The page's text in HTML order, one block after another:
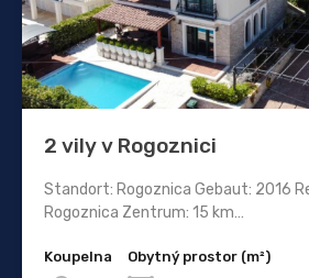
2 vily v Rogoznici
Standort: Rogoznica Gebaut: 2016
Rogoznica Zentrum: 15 km…
Koupelna
Obytný prostor (m²)